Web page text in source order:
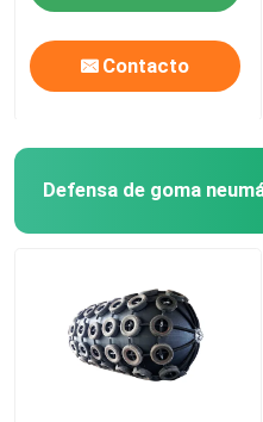
Contacto
Defensa de goma